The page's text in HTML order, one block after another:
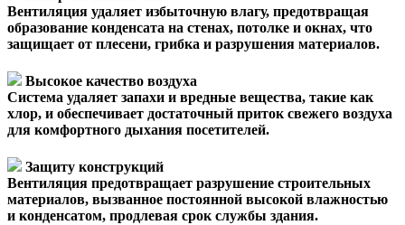
Вентиляция удаляет избыточную влагу, предотвращая
образование конденсата на стенах, потолке и окнах, что
защищает от плесени, грибка и разрушения материалов.
Высокое качество воздуха
Система удаляет запахи и вредные вещества, такие как
хлор, и обеспечивает достаточный приток свежего воздуха
для комфортного дыхания посетителей.
Защиту конструкций
Вентиляция предотвращает разрушение строительных
материалов, вызванное постоянной высокой влажностью
и конденсатом, продлевая срок службы здания.